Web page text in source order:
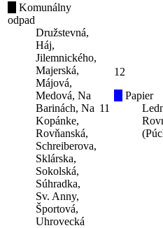
Komunálny
odpad
Družstevná,
Háj,
Jilemnického,
Majerská,
Májová,
Medová, Na
Barinách, Na
Kopánke,
Rovňanská,
Schreiberova,
Sklárska,
Sokolská,
Súhradka,
Sv. Anny,
Športová,
Uhrovecká
11
12
Papier